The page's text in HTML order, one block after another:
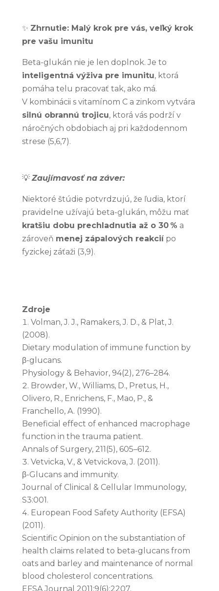
✨ Zhrnutie: Malý krok pre vás, veľký krok
pre vašu imunitu
Beta-glukán nie je len doplnok. Je to
inteligentná výživa pre imunitu, ktorá
pomáha telu pracovať tak, ako má.
V kombinácii s vitamínom C a zinkom vytvára
silnú obrannú trojicu, ktorá vás podrží v
náročných obdobiach aj pri každodennom
strese (5,6,7).
💡Zaujímavosť na záver:
Niektoré štúdie potvrdzujú, že ľudia, ktorí
pravidelne užívajú beta-glukán, môžu mať
kratšiu dobu prechladnutia až o 30 % a
zároveň menej zápalových reakciípo
fyzickej záťaži (3,9).
Zdroje
Volman, J. J., Ramakers, J. D., & Plat, J.
(2008).
Dietary modulation of immune function by
β-glucans.
Physiology & Behavior, 94(2), 276–284.
Browder, W., Williams, D., Pretus, H.,
Olivero, R., Enrichens, F., Mao, P., &
Franchello, A. (1990).
Beneficial effect of enhanced macrophage
function in the trauma patient.
Annals of Surgery, 211(5), 605–612.
Vetvicka, V., & Vetvickova, J. (2011).
β-Glucans and immunity.
Journal of Clinical & Cellular Immunology,
S3:001.
European Food Safety Authority (EFSA)
(2011).
Scientific Opinion on the substantiation of
health claims related to beta-glucans from
oats and barley and maintenance of normal
blood cholesterol concentrations.
EFSA Journal 2011;9(6):2207.